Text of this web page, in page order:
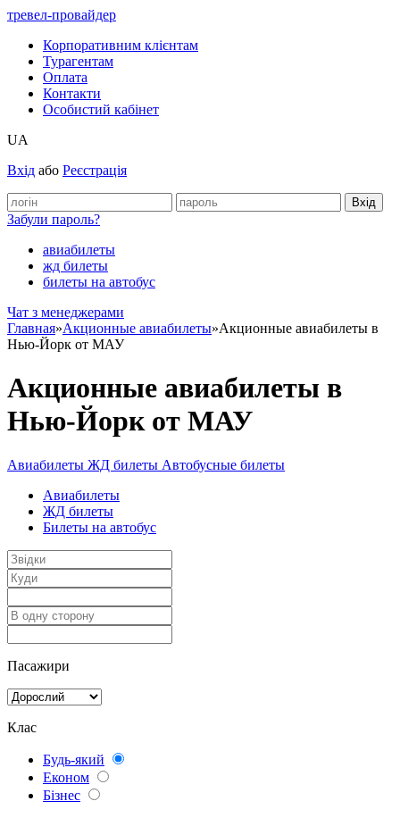
тревел-провайдер
Корпоративним клієнтам
Турагентам
Оплата
Контакти
Особистий кабінет
UA
Вхід або Реєстрація
Забули пароль?
авиабилеты
жд билеты
билеты на автобус
Чат з менеджерами
Главная»Акционные авиабилеты»Акционные авиабилеты в
Нью-Йорк от МАУ
Акционные авиабилеты в
Нью-Йорк от МАУ
Авиабилеты ЖД билеты Автобусные билеты
Авиабилеты
ЖД билеты
Билеты на автобус
Пасажири
Клас
Будь-який
Економ
Бізнес